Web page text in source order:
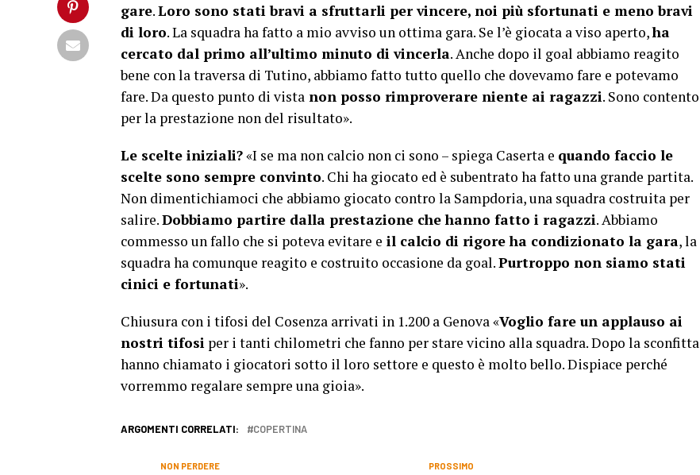
gare.Loro sono stati bravi a sfruttarli per vincere, noi più sfortunati e meno bravi
di loro. La squadra ha fatto a mio avviso un ottima gara. Se l’è giocata a viso aperto,ha
cercato dal primo all’ultimo minuto di vincerla. Anche dopo il goal abbiamo reagito
bene con la traversa di Tutino, abbiamo fatto tutto quello che dovevamo fare e potevamo
fare. Da questo punto di vista non posso rimproverare niente ai ragazzi. Sono contento
per la prestazione non del risultato».
Le scelte iniziali?«I se ma non calcio non ci sono – spiega Caserta e quando faccio le
scelte sono sempre convinto. Chi ha giocato ed è subentrato ha fatto una grande partita.
Non dimentichiamoci che abbiamo giocato contro la Sampdoria, una squadra costruita per
salire.Dobbiamo partire dalla prestazione che hanno fatto i ragazzi. Abbiamo
commesso un fallo che si poteva evitare e il calcio di rigore ha condizionato la gara, la
squadra ha comunque reagito e costruito occasione da goal.Purtroppo non siamo stati
cinici e fortunati».
Chiusura con i tifosi del Cosenza arrivati in 1.200 a Genova «Voglio fare un applauso ai
nostri tifosi per i tanti chilometri che fanno per stare vicino alla squadra. Dopo la sconfitta
hanno chiamato i giocatori sotto il loro settore e questo è molto bello. Dispiace perché
vorremmo regalare sempre una gioia».
ARGOMENTI CORRELATI: COPERTINA
PROSSIMO
NON PERDERE